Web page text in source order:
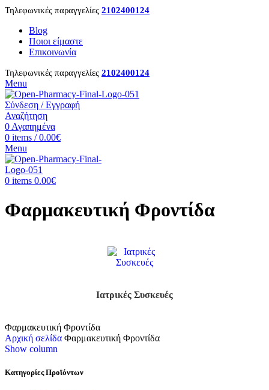
Τηλεφωνικές παραγγελίες 2102400124
Blog
Ποιοι είμαστε
Επικοινωνία
Τηλεφωνικές παραγγελίες 2102400124
Menu
Σύνδεση / Εγγραφή
Αναζήτηση
0 Αγαπημένα
0 items / 0.00€
Menu
0 items 0.00€
Φαρμακευτική Φροντίδα
Ιατρικές Συσκευές
Φαρμακευτική Φροντίδα
Αρχική σελίδα Φαρμακευτική Φροντίδα
Show column
Κατηγορίες Προϊόντων